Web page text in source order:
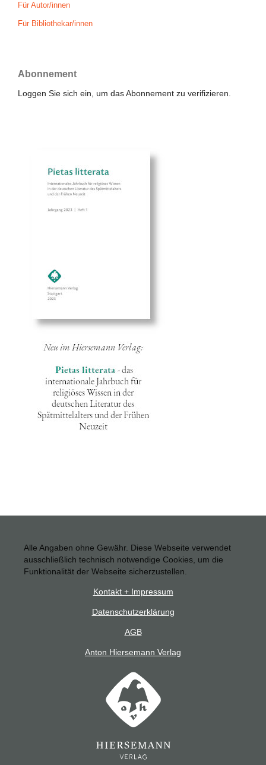
Für Autor/innen
Für Bibliothekar/innen
Abonnement
Loggen Sie sich ein, um das Abonnement zu verifizieren.
Alle Angaben ohne Gewähr. Diese Webseite verwendet
ausschließlich technisch notwendige Cookies, um die
Funktionalität der Webseite sicherzustellen.
Kontakt + Impressum
Datenschutzerklärung
AGB
Anton Hiersemann Verlag